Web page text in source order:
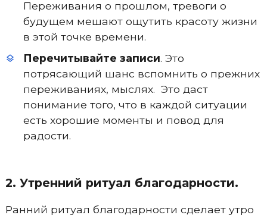
Переживания о прошлом, тревоги о
будущем мешают ощутить красоту жизни
в этой точке времени.
Перечитывайте записи. Это
потрясающий шанс вспомнить о прежних
переживаниях, мыслях. Это даст
понимание того, что в каждой ситуации
есть хорошие моменты и повод для
радости.
2. Утренний ритуал благодарности.
Ранний ритуал благодарности сделает утро